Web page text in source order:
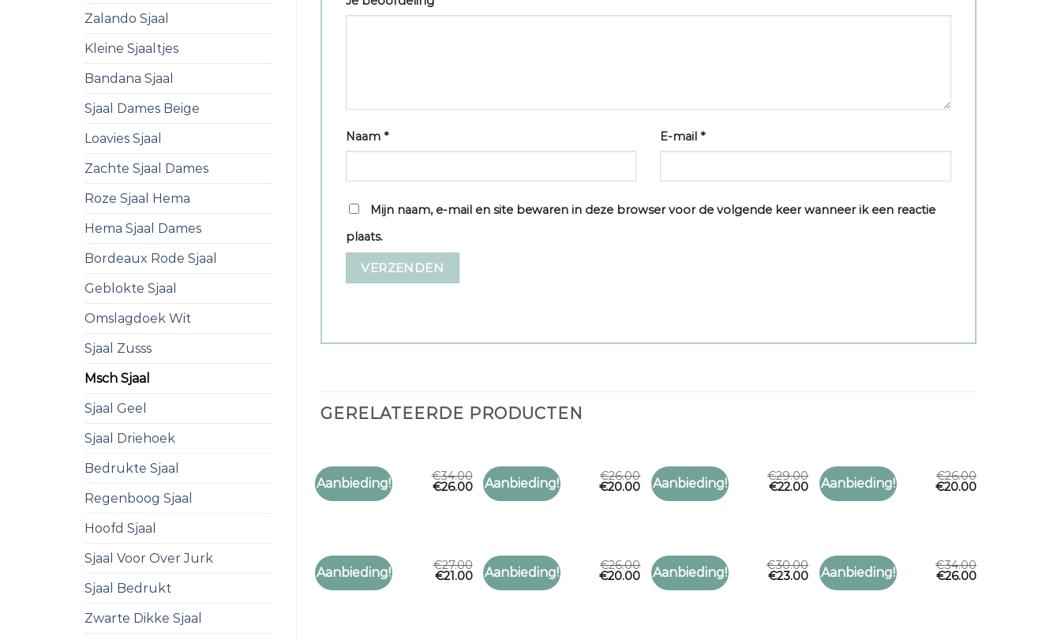
Zalando Sjaal
Kleine Sjaaltjes
Bandana Sjaal
Sjaal Dames Beige
Loavies Sjaal
Zachte Sjaal Dames
Roze Sjaal Hema
Hema Sjaal Dames
Bordeaux Rode Sjaal
Geblokte Sjaal
Omslagdoek Wit
Sjaal Zusss
Msch Sjaal
Sjaal Geel
Sjaal Driehoek
Bedrukte Sjaal
Regenboog Sjaal
Hoofd Sjaal
Sjaal Voor Over Jurk
Sjaal Bedrukt
Zwarte Dikke Sjaal
Naam * E-mail*
Mijn naam, e-mail en site bewaren in deze browser voor de volgende keer wanneer ik een reactie
plaats.
GERELATEERDE PRODUCTEN
Aanbieding!
Toevoegen
MSCH SJAAL
msch sjaal
€34.00
€26.00 Aanbieding!
Toevoegen
MSCH SJAAL
msch sjaal
€26.00
€20.00 Aanbieding!
Toevoegen
MSCH SJAAL
msch sjaal
€29.00
€22.00 Aanbieding!
Toevoegen
MSCH SJAAL
msch sjaal
€26.00
€20.00
Aanbieding!
Toevoegen
MSCH SJAAL
msch sjaal
€27.00
€21.00 Aanbieding!
Toevoegen
MSCH SJAAL
msch sjaal
€26.00
€20.00 Aanbieding!
Toevoegen
MSCH SJAAL
msch sjaal
€30.00
€23.00 Aanbieding!
Toevoegen
MSCH SJAAL
msch sjaal
€34.00
€26.00